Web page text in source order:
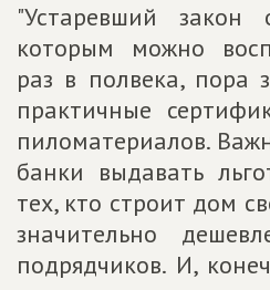
"Устаревший закон
которым можно
раз в полвека, пора
практичные
пиломатериалов.
банки выдавать
тех, кто строит дом
значительно
подрядчиков. И,